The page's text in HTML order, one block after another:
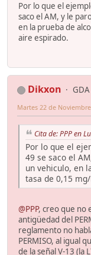
Por lo que el
saco el AM, y le
en la prueba de
aire espirado.
Dikxon GDA
Martes 22 de
Cita de: PPP en
Por lo que el
49 se saco el
un vehiculo, en
tasa de 0,15
@PPP, creo que no
antigüedad del
reglamento no
PERMISO, al igual
de la señal V-13 (la